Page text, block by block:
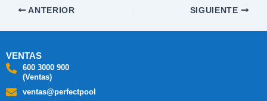
ANTERIOR SIGUIENTE
VENTAS
600 3000 900
(Ventas)
ventas@perfectpool